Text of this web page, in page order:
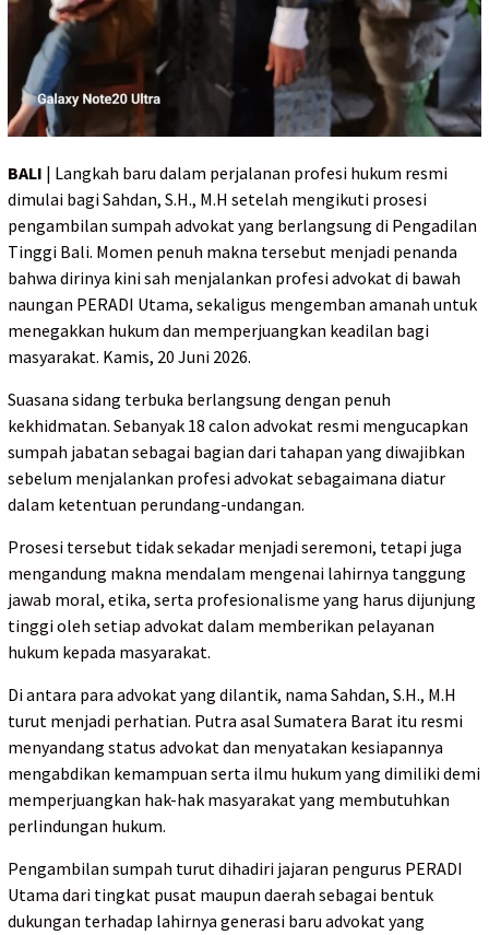
BALI | Langkah baru dalam perjalanan profesi hukum resmi
dimulai bagi Sahdan, S.H., M.H setelah mengikuti prosesi
pengambilan sumpah advokat yang berlangsung di Pengadilan
Tinggi Bali. Momen penuh makna tersebut menjadi penanda
bahwa dirinya kini sah menjalankan profesi advokat di bawah
naungan PERADI Utama, sekaligus mengemban amanah untuk
menegakkan hukum dan memperjuangkan keadilan bagi
masyarakat. Kamis, 20 Juni 2026.
Suasana sidang terbuka berlangsung dengan penuh
kekhidmatan. Sebanyak 18 calon advokat resmi mengucapkan
sumpah jabatan sebagai bagian dari tahapan yang diwajibkan
sebelum menjalankan profesi advokat sebagaimana diatur
dalam ketentuan perundang-undangan.
Prosesi tersebut tidak sekadar menjadi seremoni, tetapi juga
mengandung makna mendalam mengenai lahirnya tanggung
jawab moral, etika, serta profesionalisme yang harus dijunjung
tinggi oleh setiap advokat dalam memberikan pelayanan
hukum kepada masyarakat.
Di antara para advokat yang dilantik, nama Sahdan, S.H., M.H
turut menjadi perhatian. Putra asal Sumatera Barat itu resmi
menyandang status advokat dan menyatakan kesiapannya
mengabdikan kemampuan serta ilmu hukum yang dimiliki demi
memperjuangkan hak-hak masyarakat yang membutuhkan
perlindungan hukum.
Pengambilan sumpah turut dihadiri jajaran pengurus PERADI
Utama dari tingkat pusat maupun daerah sebagai bentuk
dukungan terhadap lahirnya generasi baru advokat yang